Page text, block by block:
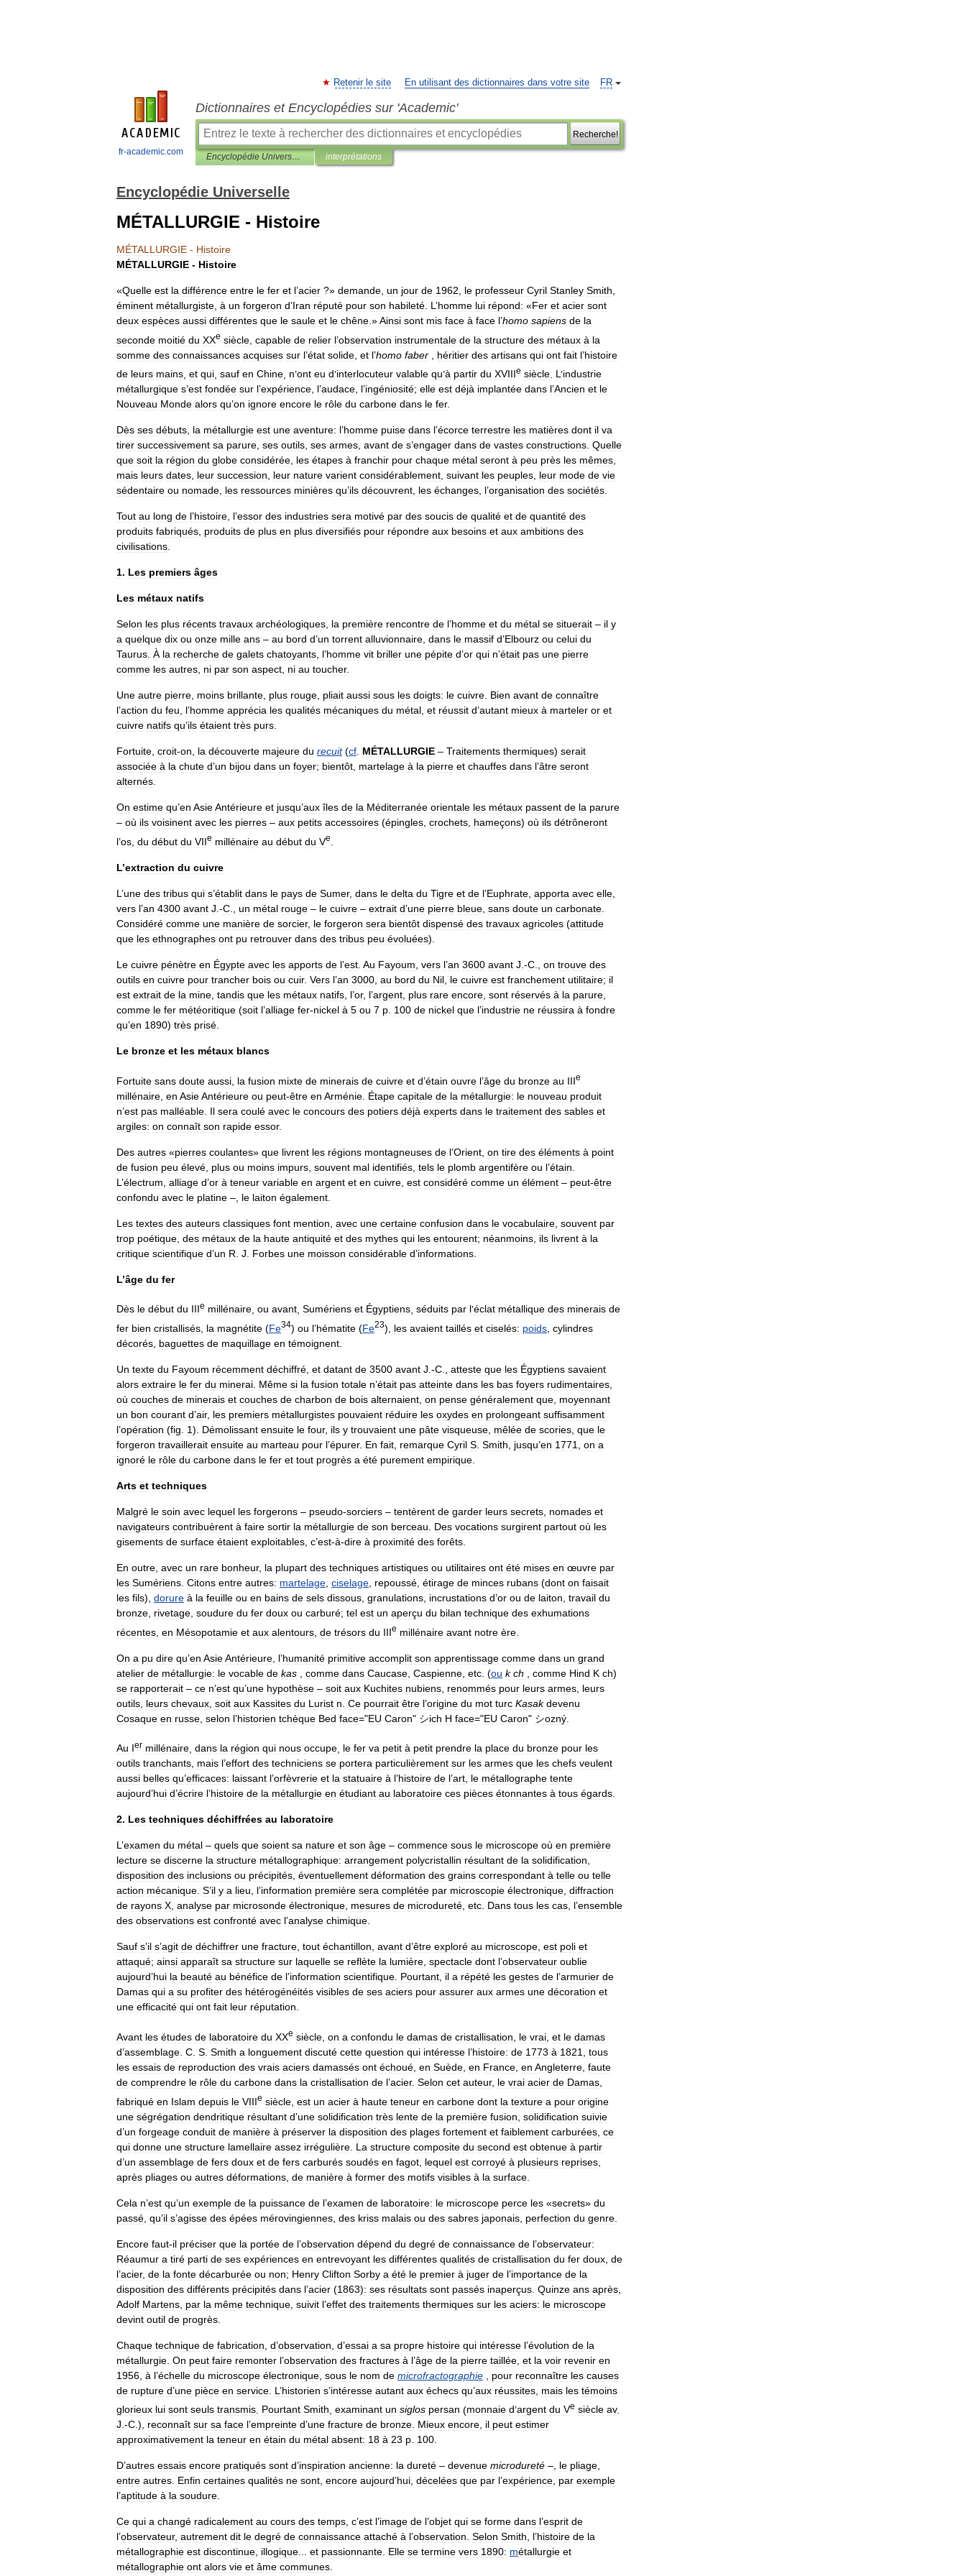
fr-academic.com
FR
Retenir le site En utilisant des dictionnaires dans votre site
Dictionnaires et Encyclopédies sur 'Academic'
Recherche!
Encyclopédie Universelle interprétations
Encyclopédie Universelle
MÉTALLURGIE - Histoire
MÉTALLURGIE - Histoire
MÉTALLURGIE - Histoire
«Quelle est la différence entre le fer et l’acier ?» demande un jour de 1962 le professeur Cyril Stanley Smith
éminent métallurgiste à un forgeron d’Iran réputé pour son habileté L ’homme lui répond: «Fer et acier sont
deux espèces aussi différentes que le saule et le chêne .»Ainsi sont mis face à face l’homo sapiens de la
seconde moitié du XXe siècle capable de relier l’observation instrumentale de la structure des métaux à la
somme des connaissances acquises sur l’état solide et l’homo faber héritier des artisans qui ont fait l’histoire
de leurs mains et qui sauf en Chine n’ont eu d’interlocuteur valable qu’à partir du XVIIIe siècle L’industrie
métallurgique s’est fondée sur l’expérience, l’audace, l’ingéniosité; elle est déjà implantée dans l’Ancien et le
Nouveau Monde alors qu’on ignore encore le rôle du carbone dans le fer.
Dès ses débuts, la métallurgie est une aventure: l’homme puise dans l’écorce terrestre les matières dont il va
tirer successivement sa parure, ses outils, ses armes, avant de s’engager dans de vastes constructions. Quelle
que soit la région du globe considérée, les étapes à franchir pour chaque métal seront à peu près les mêmes,
mais leurs dates, leur succession, leur nature varient considérablement, suivant les peuples, leur mode de vie
sédentaire ou nomade, les ressources minières qu’ils découvrent, les échanges, l’organisation des sociétés.
Tout au long de l’histoire, l’essor des industries sera motivé par des soucis de qualité et de quantité des
produits fabriqués, produits de plus en plus diversifiés pour répondre aux besoins et aux ambitions des
civilisations.
1. Les premiers âges
Les métaux natifs
Selon les plus récents travaux archéologiques, la première rencontre de l’homme et du métal se situerait – il y
a quelque dix ou onze mille ans – au bord d’un torrent alluvionnaire, dans le massif d’Elbourz ou celui du
Taurus. À la recherche de galets chatoyants, l’homme vit briller une pépite d’or qui n’était pas une pierre
comme les autres, ni par son aspect, ni au toucher.
Une autre pierre, moins brillante, plus rouge, pliait aussi sous les doigts: le cuivre. Bien avant de connaître
l’action du feu, l’homme apprécia les qualités mécaniques du métal, et réussit d’autant mieux à marteler or et
cuivre natifs qu’ils étaient très purs.
Fortuite, croit-on, la découverte majeure du recuit (cf. MÉTALLURGIE – Traitements thermiques) serait
associée à la chute d’un bijou dans un foyer; bientôt, martelage à la pierre et chauffes dans l’âtre seront
alternés.
On estime qu’en AsieAntérieure et jusqu’aux îles de la Méditerranée orientale les métaux passent de la parure
– où ils voisinent avec les pierres – aux petits accessoires (épingles, crochets, hameçons) où ils détrôneront
l’os du début du VIIe millénaire au début du Ve
L’extraction du cuivre
L ’une des tribus qui s’établit dans le pays de Sumer, dans le delta du Tigre et de l’Euphrate apporta avec elle
vers l’an 4300 avant J .-C un métal rouge – le cuivre – extrait d’une pierre bleue sans doute un carbonate
Considéré comme une manière de sorcier, le forgeron sera bientôt dispensé des travaux agricoles (attitude
que les ethnographes ont pu retrouver dans des tribus peu évoluées).
Le cuivre pénètre en Égypte avec les apports de l’est Au Fayoum vers l’an 3600 avant J .-C on trouve des
outils en cuivre pour trancher bois ou cuir. Vers l’an 3000 au bord du Nil le cuivre est franchement utilitaire; il
est extrait de la mine tandis que les métaux natifs l’or, l’argent plus rare encore sont réservés à la parure
comme le fer météoritique (soit l’alliage fer-nickel à 5 ou 7 p 100 de nickel que l’industrie ne réussira à fondre
qu’en 1890) très prisé
Le bronze et les métaux blancs
Fortuite sans doute aussi la fusion mixte de minerais de cuivre et d’étain ouvre l’âge du bronze au IIIe
millénaire en AsieAntérieure ou peut-être en Arménie Étape capitale de la métallurgie: le nouveau produit
n’est pas malléable Il sera coulé avec le concours des potiers déjà experts dans le traitement des sables et
argiles: on connaît son rapide essor.
Des autres «pierres coulantes» que livrent les régions montagneuses de l’Orient on tire des éléments à point
de fusion peu élevé plus ou moins impurs souvent mal identifiés tels le plomb argentifère ou l’étain
L ’électrum alliage d’or à teneur variable en argent et en cuivre est considéré comme un élément – peut-être
confondu avec le platine –, le laiton également
Les textes des auteurs classiques font mention avec une certaine confusion dans le vocabulaire souvent par
trop poétique des métaux de la haute antiquité et des mythes qui les entourent; néanmoins ils livrent à la
critique scientifique d’un R J Forbes une moisson considérable d’informations
L’âge du fer
Dès le début du IIIe millénaire ou avant Sumériens et Égyptiens séduits par l’éclat métallique des minerais de
fer bien cristallisés la magnétite (Fe34) ou l’hématite (Fe23), les avaient taillés et ciselés: poids cylindres
décorés baguettes de maquillage en témoignent
Un texte du Fayoum récemment déchiffré et datant de 3500 avant J .-C atteste que les Égyptiens savaient
alors extraire le fer du minerai Même si la fusion totale n’était pas atteinte dans les bas foyers rudimentaires
où couches de minerais et couches de charbon de bois alternaient on pense généralement que moyennant
un bon courant d’air, les premiers métallurgistes pouvaient réduire les oxydes en prolongeant suffisamment
l’opération (fig 1). Démolissant ensuite le four, ils y trouvaient une pâte visqueuse mêlée de scories que le
forgeron travaillerait ensuite au marteau pour l’épurer. En fait remarque Cyril S Smith jusqu’en 1771 on a
ignoré le rôle du carbone dans le fer et tout progrès a été purement empirique
Arts et techniques
Malgré le soin avec lequel les forgerons – pseudo-sorciers – tentèrent de garder leurs secrets nomades et
navigateurs contribuèrent à faire sortir la métallurgie de son berceau Des vocations surgirent partout où les
gisements de surface étaient exploitables c’est-à-dire à proximité des forêts
En outre avec un rare bonheur, la plupart des techniques artistiques ou utilitaires ont été mises en œuvre par
les Sumériens Citons entre autres: martelage ciselage repoussé étirage de minces rubans (dont on faisait
les fils), dorure à la feuille ou en bains de sels dissous granulations incrustations d’or ou de laiton travail du
bronze rivetage soudure du fer doux ou carburé; tel est un aperçu du bilan technique des exhumations
récentes en Mésopotamie et aux alentours de trésors du IIIe millénaire avant notre ère
On a pu dire qu’en AsieAntérieure l’humanité primitive accomplit son apprentissage comme dans un grand
atelier de métallurgie: le vocable de kas comme dans Caucase Caspienne etc . (ou k ch comme Hind K ch)
se rapporterait – ce n’est qu’une hypothèse – soit aux Kuchites nubiens renommés pour leurs armes leurs
outils leurs chevaux soit aux Kassites du Lurist n Ce pourrait être l’origine du mot turc Kasak devenu
Cosaque en russe selon l’historien tchèque Bed face="EU Caron" シich H face="EU Caron" シozný
Au Ier millénaire dans la région qui nous occupe le fer va petit à petit prendre la place du bronze pour les
outils tranchants, mais l’effort des techniciens se portera particulièrement sur les armes que les chefs veulent
aussi belles qu’efficaces: laissant l’orfèvrerie et la statuaire à l’histoire de l’art, le métallographe tente
aujourd’hui d’écrire l’histoire de la métallurgie en étudiant au laboratoire ces pièces étonnantes à tous égards.
2. Les techniques déchiffrées au laboratoire
L’examen du métal – quels que soient sa nature et son âge – commence sous le microscope où en première
lecture se discerne la structure métallographique: arrangement polycristallin résultant de la solidification,
disposition des inclusions ou précipités, éventuellement déformation des grains correspondant à telle ou telle
action mécanique. S’il y a lieu, l’information première sera complétée par microscopie électronique, diffraction
de rayons X, analyse par microsonde électronique, mesures de microdureté, etc. Dans tous les cas, l’ensemble
des observations est confronté avec l’analyse chimique.
Sauf s’il s’agit de déchiffrer une fracture, tout échantillon, avant d’être exploré au microscope, est poli et
attaqué; ainsi apparaît sa structure sur laquelle se reflète la lumière, spectacle dont l’observateur oublie
aujourd’hui la beauté au bénéfice de l’information scientifique. Pourtant, il a répété les gestes de l’armurier de
Damas qui a su profiter des hétérogénéités visibles de ses aciers pour assurer aux armes une décoration et
une efficacité qui ont fait leur réputation.
Avant les études de laboratoire du XXe siècle on a confondu le damas de cristallisation le vrai et le damas
d’assemblage C S Smith a longuement discuté cette question qui intéresse l’histoire: de 1773 à 1821
tous
les essais de reproduction des vrais aciers damassés ont échoué en Suède en France en Angleterre faute
de comprendre le rôle du carbone dans la cristallisation de l’acier. Selon cet auteur, le vrai acier de Damas
fabriqué en Islam depuis le VIIIe siècle est un acier à haute teneur en carbone dont la texture a pour origine
une ségrégation dendritique résultant d’une solidification très lente de la première fusion solidification suivie
d’un forgeage conduit de manière à préserver la disposition des plages fortement et faiblement carburées ce
qui donne une structure lamellaire assez irrégulière La structure composite du second est obtenue à partir
d’un assemblage de fers doux et de fers carburés soudés en fagot lequel est corroyé à plusieurs reprises
après pliages ou autres déformations de manière à former des motifs visibles à la surface
Cela n’est qu’un exemple de la puissance de l’examen de laboratoire: le microscope perce les «secrets» du
passé qu’il s’agisse des épées mérovingiennes des kriss malais ou des sabres japonais perfection du genre
Encore faut-il préciser que la portée de l’observation dépend du degré de connaissance de l’observateur:
Réaumur a tiré parti de ses expériences en entrevoyant les différentes qualités de cristallisation du fer doux de
l’acier, de la fonte décarburée ou non; Henry Clifton Sorby a été le premier à juger de l’importance de la
disposition des différents précipités dans l’acier (1863): ses résultats sont passés inaperçus Quinze ans après
Adolf Martens par la même technique suivit l’effet des traitements thermiques sur les aciers: le microscope
devint outil de progrès
Chaque technique de fabrication d’observation d’essai a sa propre histoire qui intéresse l’évolution de la
métallurgie On peut faire remonter l’observation des fractures à l’âge de la pierre taillée et la voir revenir en
1956 à l’échelle du microscope électronique sous le nom de microfractographie pour reconnaître les causes
de rupture d’une pièce en service L ’historien s’intéresse autant aux échecs qu’aux réussites mais les témoins
glorieux lui sont seuls transmis Pourtant Smith examinant un siglos persan (monnaie d’argent du Ve siècle av.
J.-C.), reconnaît sur sa face l’empreinte d’une fracture de bronze. Mieux encore, il peut estimer
approximativement la teneur en étain du métal absent: 18 à 23 p. 100.
D’autres essais encore pratiqués sont d’inspiration ancienne: la dureté – devenue microdureté –, le pliage,
entre autres. Enfin certaines qualités ne sont, encore aujourd’hui, décelées que par l’expérience, par exemple
l’aptitude à la soudure.
Ce qui a changé radicalement au cours des temps, c’est l’image de l’objet qui se forme dans l’esprit de
l’observateur, autrement dit le degré de connaissance attaché à l’observation. Selon Smith, l’histoire de la
métallographie est discontinue, illogique... et passionnante. Elle se termine vers 1890: métallurgie et
métallographie ont alors vie et âme communes.